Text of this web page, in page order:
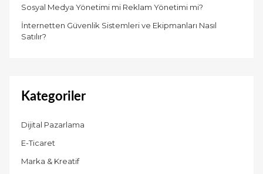
Sosyal Medya Yönetimi mi Reklam Yönetimi mi?
İnternetten Güvenlik Sistemleri ve Ekipmanları Nasıl
Satılır?
Kategoriler
Dijital Pazarlama
E-Ticaret
Marka & Kreatif